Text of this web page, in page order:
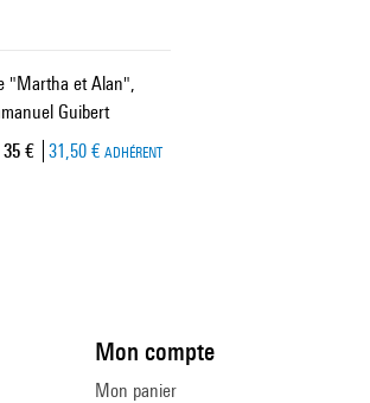
"Martha et Alan",
Guibert
Prix ​​actuel
35 € 31,50 € ADHÉRENT
Mon compte
Mon panier